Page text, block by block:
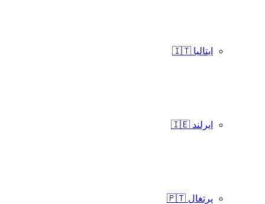
ایتالیا 🇮🇹
ایرلند 🇮🇪
پرتغال 🇵🇹